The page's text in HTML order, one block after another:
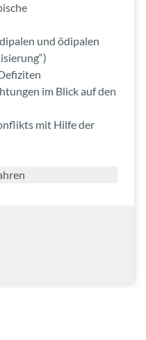
und ödipalen
im Blick auf den
mit Hilfe der